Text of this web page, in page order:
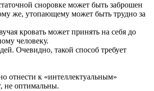
сноровке может быть заброшен
же, утопающему может быть трудно за
кровать может принять на себя до
человеку.
Очевидно, такой способ требует
отнести к «интеллектуальным»
не оптимальны.